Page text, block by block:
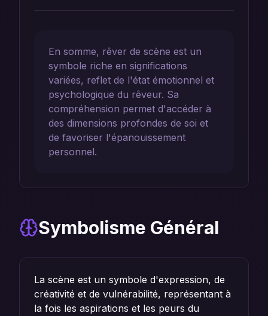
En somme, rêver de scène est un
symbole riche en significations
variées, reflet de l'état émotionnel et
psychologique du rêveur. Sa
compréhension permet d'accéder à
des dimensions profondes de soi et
de favoriser l'épanouissement
personnel.
Symbolisme Général
La scène est un symbole d'expression, de
créativité et de vulnérabilité, représentant à
la fois les aspirations et les peurs du